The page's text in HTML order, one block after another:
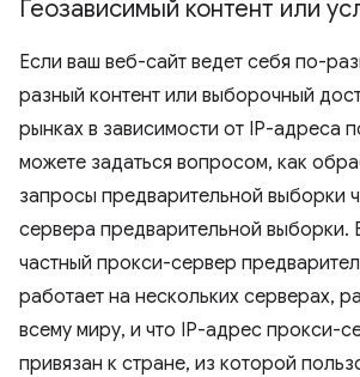
Геозависимый контент или
Если ваш веб-сайт ведет себя по-
разный контент или выборочный
рынках в зависимости от IP-адреса
можете задаться вопросом, как
запросы предварительной выборки
сервера предварительной выборки.
частный прокси-сервер
работает на нескольких серверах,
всему миру, и что IP-адрес прокси-
привязан к стране, из которой